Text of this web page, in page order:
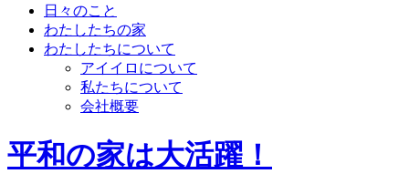
日々のこと
わたしたちの家
わたしたちについて
アイイロについて
私たちについて
会社概要
平和の家は大活躍！